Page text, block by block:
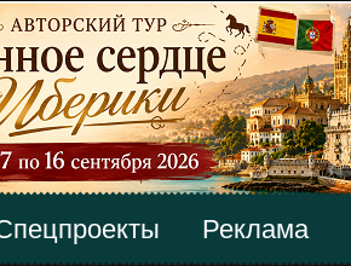
Реклама